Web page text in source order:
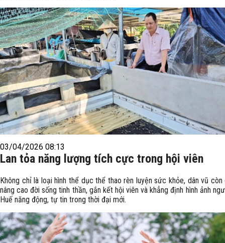
03/04/2026 08:13
Lan tỏa năng lượng tích cực trong hội viên
Không chỉ là loại hình thể dục thể thao rèn luyện sức khỏe, dân vũ còn
nâng cao đời sống tinh thần, gắn kết hội viên và khẳng định hình ảnh
Huế năng động, tự tin trong thời đại mới.